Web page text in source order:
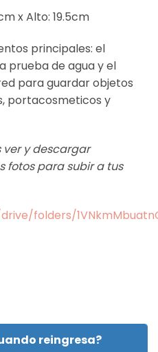
x Alto: 19.5cm
principales: el
prueba de agua y el
para guardar objetos
portacosmeticos y
ver y descargar
fotos para subir a tus
folders/
reingresa?